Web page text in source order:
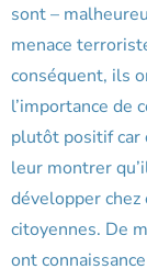
sont –
menace
conséquent, ils
l’importance de
plutôt positif car
leur montrer
développer
citoyennes. De
ont